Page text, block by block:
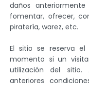
daños anteriormente
fomentar, ofrecer,
piratería, warez, etc.
El sitio se reserva
momento si un
utilización del
anteriores